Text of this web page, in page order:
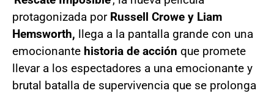
protagonizada por Russell Crowe y Liam
Hemsworth, llega a la pantalla grande con una
emocionante historia de acción que promete
llevar a los espectadores a una emocionante y
brutal batalla de supervivencia que se prolonga